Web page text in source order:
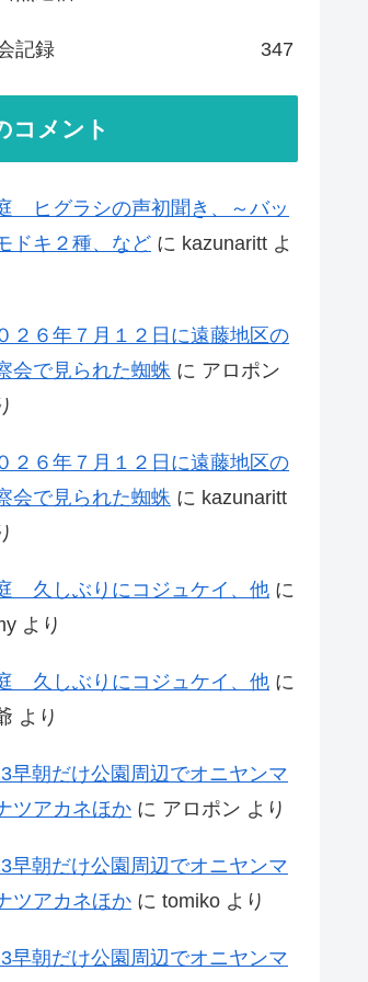
記録 347
コメント
ヒグラシの声初聞き、～バッ
ドキ２種、など に kazunaritt よ
２６年７月１２日に遠藤地区の
会で見られた蜘蛛 に アロポン
２６年７月１２日に遠藤地区の
会で見られた蜘蛛 に kazunaritt
久しぶりにコジュケイ、他 に
より
久しぶりにコジュケイ、他 に
より
早朝だけ公園周辺でオニヤンマ
ツアカネほか に アロポン より
早朝だけ公園周辺でオニヤンマ
ツアカネほか に tomiko より
早朝だけ公園周辺でオニヤンマ